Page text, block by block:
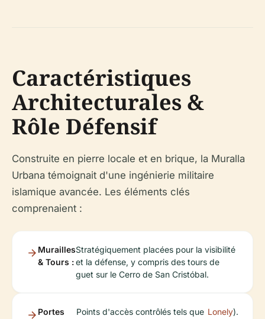
Caractéristiques
Architecturales &
Rôle Défensif
Construite en pierre locale et en brique, la Muralla
Urbana témoignait d'une ingénierie militaire
islamique avancée. Les éléments clés
comprenaient :
Murailles
& Tours :
Stratégiquement placées pour la visibilité
et la défense, y compris des tours de
guet sur le Cerro de San Cristóbal.
Portes
Points d'accès contrôlés tels que Lonely).